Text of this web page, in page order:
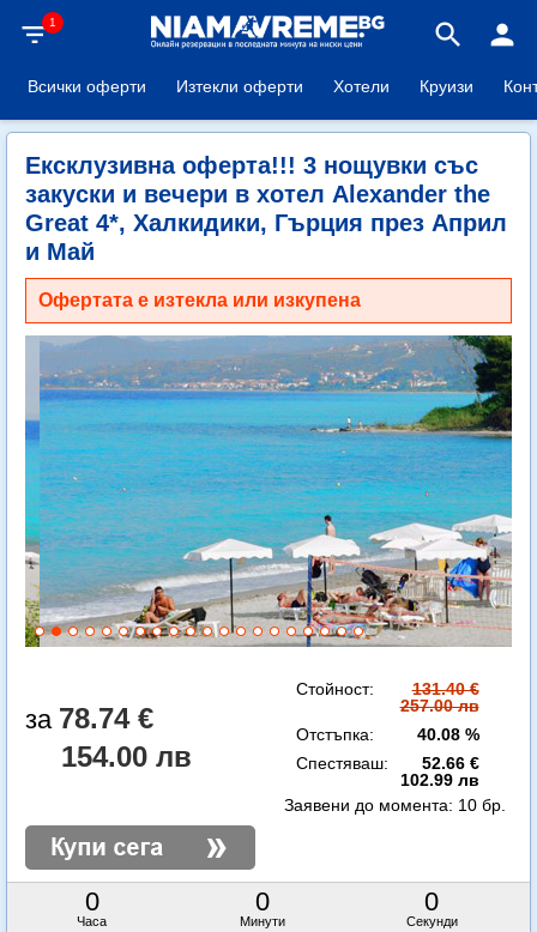
filter_list1 search person
Всички оферти Изтекли оферти Хотели Круизи
Ексклузивна оферта!!! 3 нощувки със
закуски и вечери в хотел Alexander the
Great 4*, Халкидики, Гърция през Април
и Май
Офертата е изтекла или изкупена
78.74 €
154.00 лв
Стойност:
131.40 €
257.00 лв
Отстъпка:
40.08 %
Спестяваш:
52.66 €
102.99 лв
0
Часа
0
Минути
0
Секунди
Заявени до момента: 10 бр.